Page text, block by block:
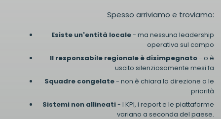
Spesso arriviamo e troviamo:
Esiste un'entità locale- ma nessuna leadership
operativa sul campo
Il responsabile regionale è disimpegnato- o è
uscito silenziosamente mesi fa
Squadre congelate- non è chiara la direzione o le
priorità
Sistemi non allineati- I KPI, i report e le piattaforme
variano a seconda del paese.